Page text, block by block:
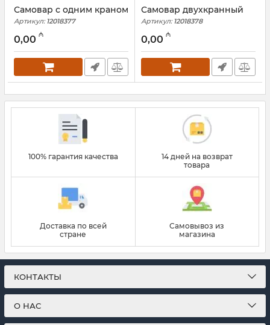
Самовар с одним краном
Артикул: 12018377
0,00 ₼
Самовар двухкранный
Артикул: 12018378
0,00 ₼
100% гарантия качества
14 дней на возврат
товара
Доставка по всей
стране
Самовывоз из
магазина
КОНТАКТЫ
О НАС